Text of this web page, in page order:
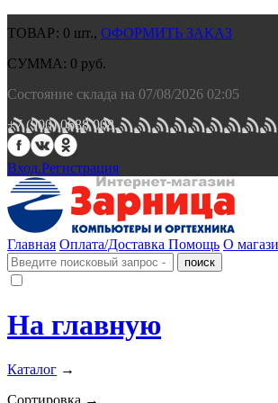
ТОВАР: 0 шт., ОФОРМИТЬ ЗАКАЗ
СУММА: 0 руб.
Состояние склада на 07/08/2026 02:05
+7 (900) 0688 008.
Вход.Регистрация
Главная Оплата/Доставка Помощь О
На главную
Каталог →
Сортировка →